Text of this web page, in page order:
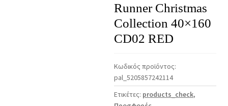
Runner Christmas
Collection 40×160
CD02 RED
Κωδικός προϊόντος:
pal_5205857242114
Ετικέτες: products_check,